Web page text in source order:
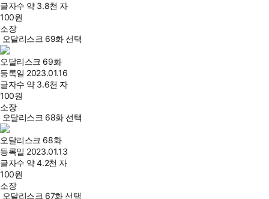
글자수 약 3.8천 자
100원
소장
오달리스크 69화 선택
오달리스크 69화
등록일 2023.01.16
글자수 약 3.6천 자
100원
소장
오달리스크 68화 선택
오달리스크 68화
등록일 2023.01.13
글자수 약 4.2천 자
100원
소장
오달리스크 67화 선택